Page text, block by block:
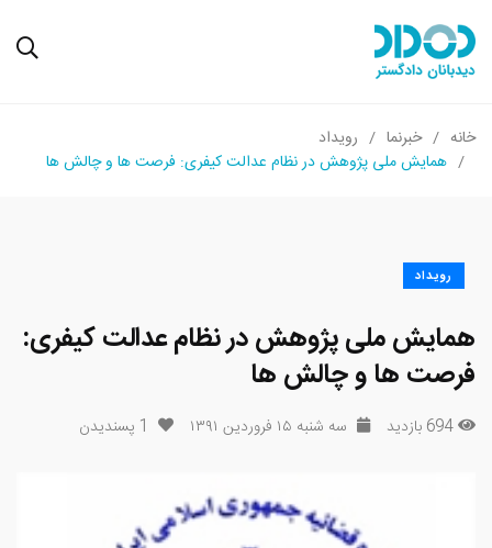
خانه خبرنما
رویداد
همایش ملی پژوهش در نظام عدالت کیفری: فرصت ها و چالش ها
رویداد
همایش ملی پژوهش در نظام عدالت کیفری:
فرصت ها و چالش ها
694 بازدید سه شنبه ۱۵ فروردین ۱۳۹۱ 1 پسندیدن